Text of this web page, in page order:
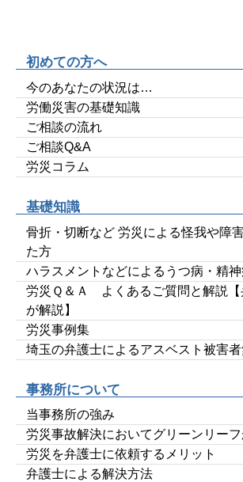
初めての方へ
今のあなたの状況は…
労働災害の基礎知識
ご相談の流れ
ご相談Q&A
労災コラム
基礎知識
骨折・切断など 労災による怪我や障
た方
ハラスメントなどによるうつ病・精
労災Ｑ＆Ａ よくあるご質問と解説【
が解説】
労災事例集
埼玉の弁護士によるアスベスト被害
事務所について
当事務所の強み
労災事故解決においてグリーンリー
労災を弁護士に依頼するメリット
弁護士による解決方法